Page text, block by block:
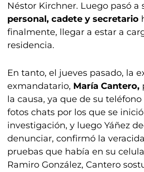
Néstor Kirchner. Luego pasó a
personal, cadete y secretario
finalmente, llegar a estar a
residencia.
En tanto, el jueves pasado, la
exmandatario, María Cantero,
la causa, ya que de su
fotos chats por los que se
investigación, y luego Yáñez
denunciar, confirmó la
pruebas que había en su
Ramiro González, Cantero